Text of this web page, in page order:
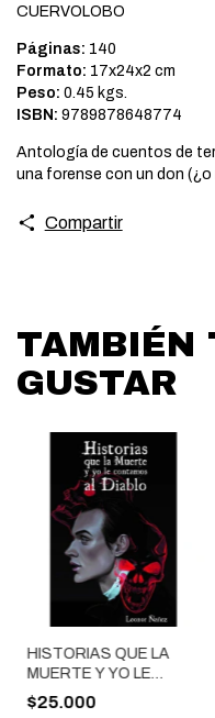
CUERVOLOBO
Páginas: 140
Formato: 17x24x2 cm
Peso: 0.45 kgs.
ISBN: 9789878648774
Antología de cuentos de
una forense con un don (¿o
Compartir
TAMBIÉN
GUSTAR
HISTORIAS QUE LA
MUERTE Y YO LE
CONTAMOS AL DIABLO
$25.000